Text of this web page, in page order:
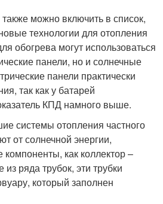
можно включить в список,
технологии для отопления
обогрева могут использоваться
панели, но и солнечные
панели практически
так как у батарей
КПД намного выше.
системы отопления частного
от солнечной энергии,
компоненты, как коллектор –
ряда трубок, эти трубки
который заполнен